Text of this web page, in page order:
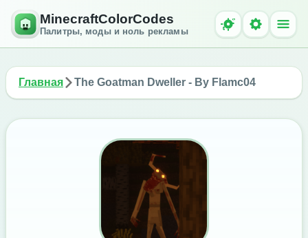
MinecraftColorCodes
Палитры, моды и ноль рекламы
Главная The Goatman Dweller - By Flamc04